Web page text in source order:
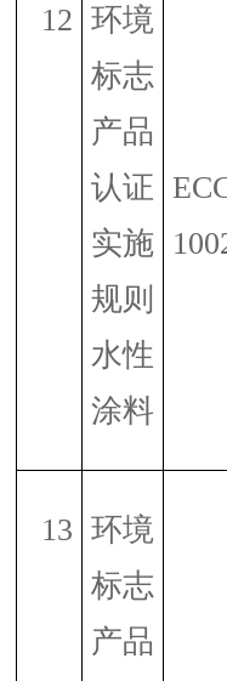
12 环境
标志
产品
认证
实施
规则
水性
涂料
13 环境
标志
产品